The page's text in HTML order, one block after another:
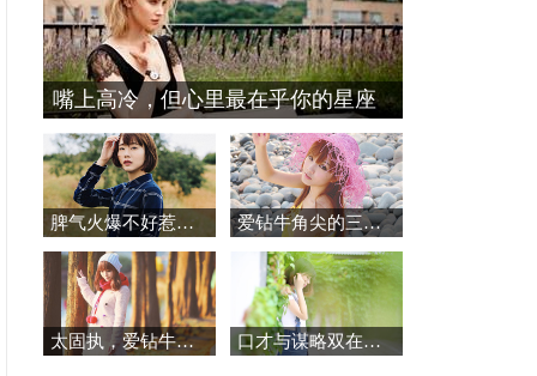
嘴上高冷，但心里最在乎你的星座
脾气火爆不好惹，异常护短的星座 爱钻牛角尖的三个星座女
太固执，爱钻牛角的三个星座 口才与谋略双在线！这三个星座赢在起跑线